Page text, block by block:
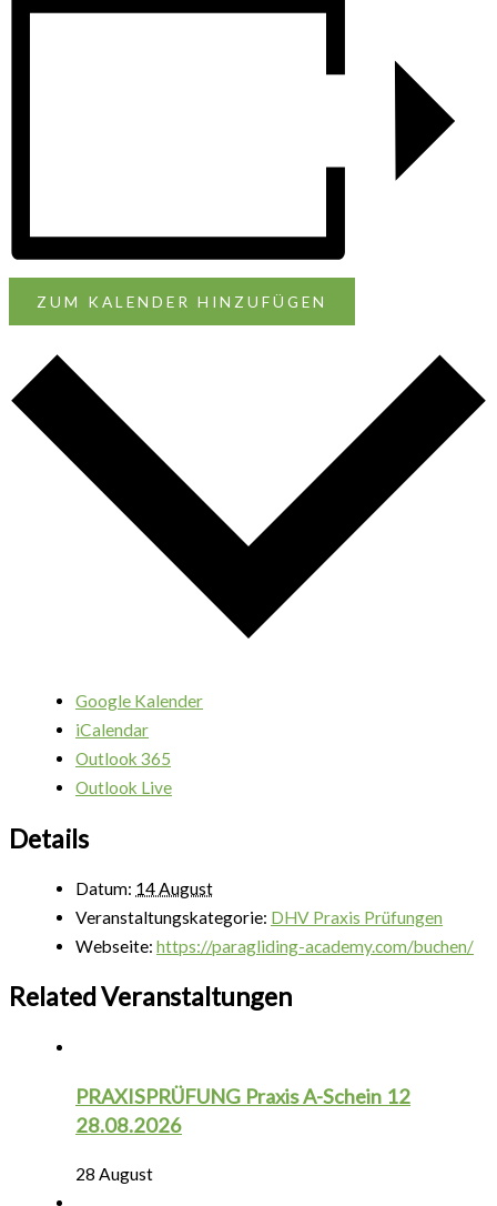
ZUM KALENDER HINZUFÜGEN
Google Kalender
iCalendar
Outlook 365
Outlook Live
Details
Datum: 14 August
Veranstaltungskategorie: DHV Praxis Prüfungen
Webseite: https://paragliding-academy.com/buchen/
Related Veranstaltungen
PRAXISPRÜFUNG Praxis A-Schein 12
28.08.2026
28 August